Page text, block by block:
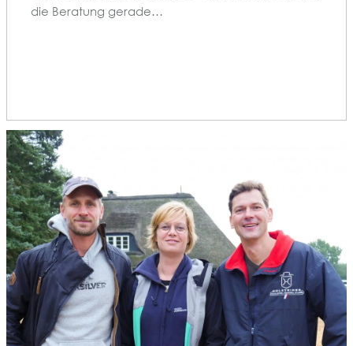
die Beratung gerade…
PRESSE